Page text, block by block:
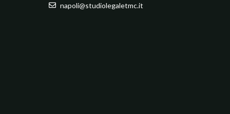
napoli@studiolegaletmc.it